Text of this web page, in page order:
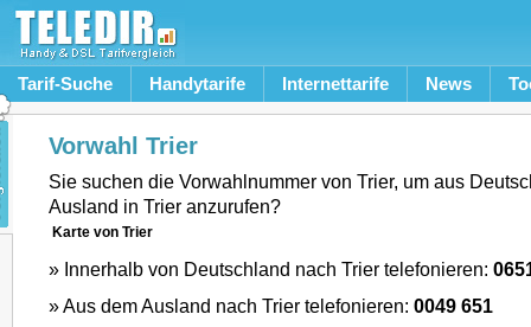
Tarif-Suche Handytarife Internettarife News
Vorwahl Trier
Sie suchen die Vorwahlnummer von Trier, um aus
Ausland in Trier anzurufen?
Karte von Trier
» Innerhalb von Deutschland nach Trier telefonieren:
» Aus dem Ausland nach Trier telefonieren: 0049 651